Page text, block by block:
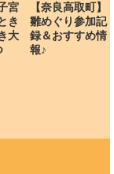
宮
き
大
【奈良高取町】
雛めぐり参加記
録＆おすすめ情
報♪